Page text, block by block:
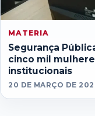
MATERIA
Segurança
cinco mil
institucionais
20 DE MARÇO DE